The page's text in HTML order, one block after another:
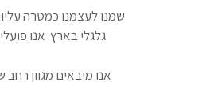
שמנו לעצמנו כמטרה
גלגלי בארץ. אנו
אנו מיבאים מגוון